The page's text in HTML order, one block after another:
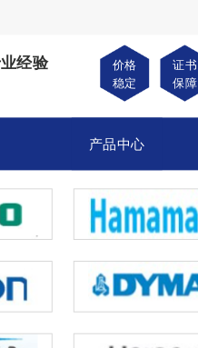
经验
价格
稳定
证书
保障
产品中心